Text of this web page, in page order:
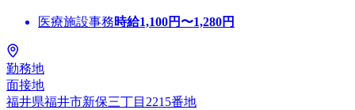
医療施設事務時給1,100円〜1,280円
勤務地
面接地
福井県福井市新保三丁目2215番地